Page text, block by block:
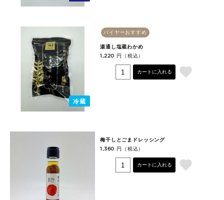
冷蔵
バイヤーおすすめ
湯通し塩蔵わかめ
1,220 円（税込）
カートに入れる
梅干しとごまドレッシング
1,360 円（税込）
カートに入れる